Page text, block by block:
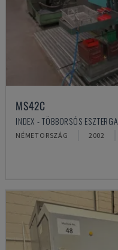
MS42C
INDEX - TÖBBORSÓS ESZTERGA
NÉMETORSZÁG 2002